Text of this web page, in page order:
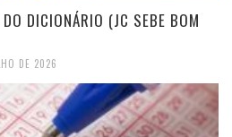
DICIONÁRIO (JC SEBE BOM
DE 2026